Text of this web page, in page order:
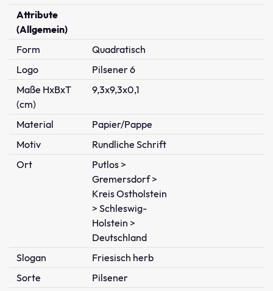
Attribute
(Allgemein)
Form
Quadratisch
Logo
Pilsener 6
Maße HxBxT
(cm)
9,3x9,3x0,1
Material
Papier/Pappe
Motiv
Rundliche Schrift
Ort
Putlos >
Gremersdorf >
Kreis Ostholstein
> Schleswig-
Holstein >
Deutschland
Slogan
Friesisch herb
Sorte
Pilsener